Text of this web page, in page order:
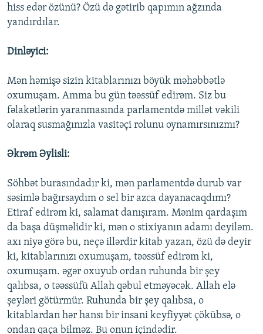
hiss edər özünü? Özü də gətirib qapımın ağzında
yandırdılar.
Dinləyici:
Mən həmişə sizin kitablarınızı böyük məhəbbətlə
oxumuşam. Amma bu gün təəssüf edirəm. Siz bu
fəlakətlərin yaranmasında parlamentdə millət vəkili
olaraq susmağınızla vasitəçi rolunu oynamırsınızmı?
Əkrəm Əylisli:
Söhbət burasındadır ki, mən parlamentdə durub var
səsimlə bağırsaydım o sel bir azca dayanacaqdımı?
Etiraf edirəm ki, salamat danışıram. Mənim qardaşım
da başa düşməlidir ki, mən o stixiyanın adamı deyiləm.
axı niyə görə bu, neçə illərdir kitab yazan, özü də deyir
ki, kitablarınızı oxumuşam, təəssüf edirəm ki,
oxumuşam. əgər oxuyub ordan ruhunda bir şey
qalıbsa, o təəssüfü Allah qəbul etməyəcək. Allah elə
şeyləri götürmür. Ruhunda bir şey qalıbsa, o
kitablardan hər hansı bir insani keyfiyyət çökübsə, o
ondan qaça bilməz. Bu onun içindədir.